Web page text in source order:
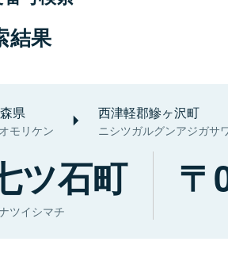
結果
県
モリケン
西津軽郡鰺ヶ沢町
ニシツガルグンアジガサ
ツ石町
ツイシマチ